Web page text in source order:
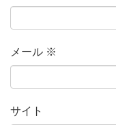
メール ※
サイト